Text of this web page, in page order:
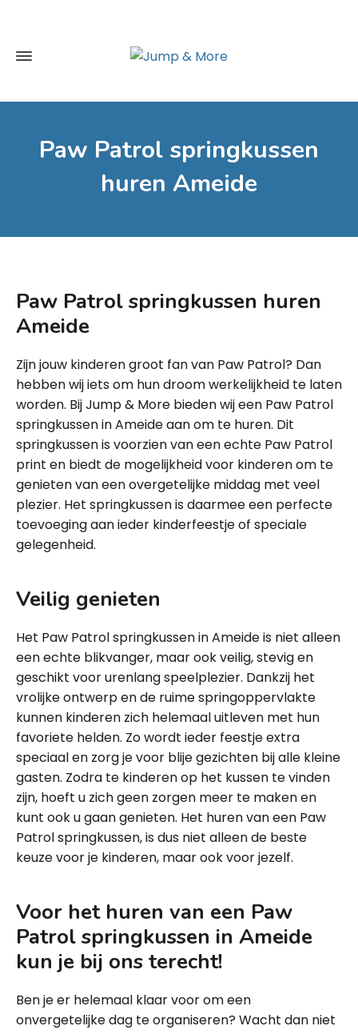
Paw Patrol springkussen
huren Ameide
Paw Patrol springkussen huren
Ameide
Zijn jouw kinderen groot fan van Paw Patrol? Dan
hebben wij iets om hun droom werkelijkheid te laten
worden. Bij Jump & More bieden wij een Paw Patrol
springkussen in Ameide aan om te huren. Dit
springkussen is voorzien van een echte Paw Patrol
print en biedt de mogelijkheid voor kinderen om te
genieten van een overgetelijke middag met veel
plezier. Het springkussen is daarmee een perfecte
toevoeging aan ieder kinderfeestje of speciale
gelegenheid.
Veilig genieten
Het Paw Patrol springkussen in Ameide is niet alleen
een echte blikvanger, maar ook veilig, stevig en
geschikt voor urenlang speelplezier. Dankzij het
vrolijke ontwerp en de ruime springoppervlakte
kunnen kinderen zich helemaal uitleven met hun
favoriete helden. Zo wordt ieder feestje extra
speciaal en zorg je voor blije gezichten bij alle kleine
gasten. Zodra te kinderen op het kussen te vinden
zijn, hoeft u zich geen zorgen meer te maken en
kunt ook u gaan genieten. Het huren van een Paw
Patrol springkussen, is dus niet alleen de beste
keuze voor je kinderen, maar ook voor jezelf.
Voor het huren van een Paw
Patrol springkussen in Ameide
kun je bij ons terecht!
Ben je er helemaal klaar voor om een
onvergetelijke dag te organiseren? Wacht dan niet